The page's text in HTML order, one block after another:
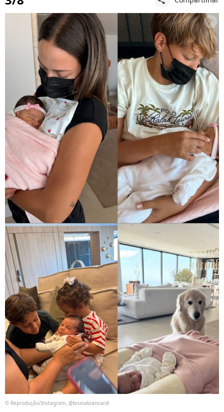
© Reprodução/Instagram, @brunabiancardi